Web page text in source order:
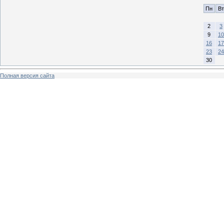
Пн Вт
2
3
9
10
16
17
23
24
30
Полная версия сайта